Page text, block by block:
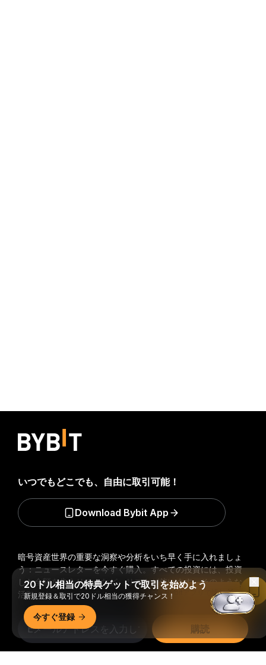
暗号資産世界の重要な洞察や分析をいち早く手に入れましょ
う：ニュースレターを今すぐ購入。すべての投資には、投資
した全額を失うリスクなど、リスクが伴います。そのような
活動はすべての人に適しているとは限りません。
購読
いつでもどこでも、自由に取引可能！
Download Bybit App
20ドル相当の特典ゲットで取引を始めよう
新規登録＆取引で20ドル相当の獲得チャンス！
今すぐ登録
Bybitアプリで読む